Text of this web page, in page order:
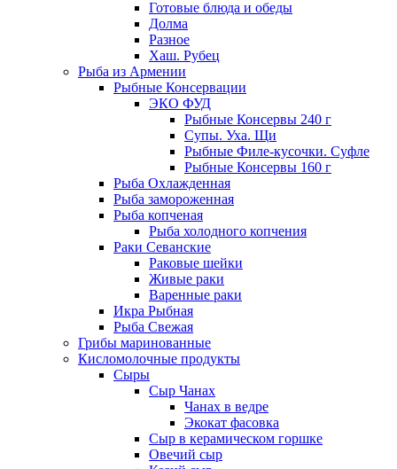
Готовые блюда и обеды
Долма
Разное
Хаш. Рубец
Рыба из Армении
Рыбные Консервации
ЭКО ФУД
Рыбные Консервы 240 г
Супы. Уха. Щи
Рыбные Филе-кусочки. Суфле
Рыбные Консервы 160 г
Рыба Охлажденная
Рыба замороженная
Рыба копченая
Рыба холодного копчения
Раки Севанские
Раковые шейки
Живые раки
Варенные раки
Икра Рыбная
Рыба Свежая
Грибы маринованные
Кисломолочные продукты
Сыры
Сыр Чанах
Чанах в ведре
Экокат фасовка
Сыр в керамическом горшке
Овечий сыр